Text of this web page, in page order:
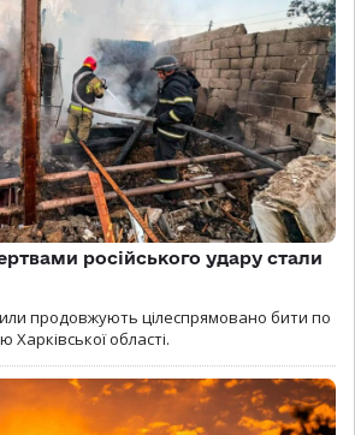
російського удару стали
сили продовжують цілеспрямовано бити по
області.